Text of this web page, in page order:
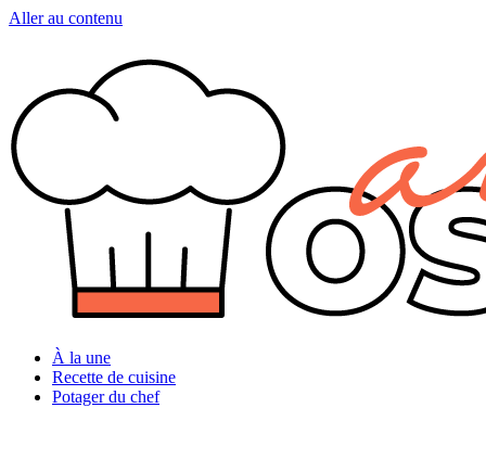
Aller au contenu
À la une
Recette de cuisine
Potager du chef